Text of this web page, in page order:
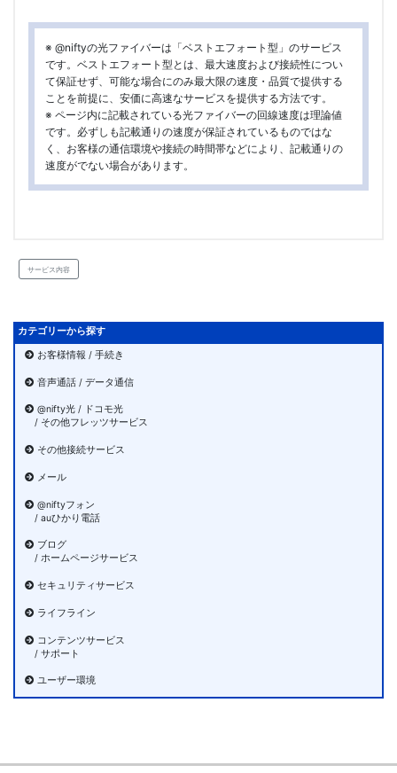
※ @niftyの光ファイバーは「ベストエフォート型」のサービス
です。ベストエフォート型とは、最大速度および接続性につい
て保証せず、可能な場合にのみ最大限の速度・品質で提供する
ことを前提に、安価に高速なサービスを提供する方法です。
※ ページ内に記載されている光ファイバーの回線速度は理論値
です。必ずしも記載通りの速度が保証されているものではな
く、お客様の通信環境や接続の時間帯などにより、記載通りの
速度がでない場合があります。
サービス内容
カテゴリーから探す
お客様情報 / 手続き
音声通話 / データ通信
@nifty光 / ドコモ光
/ その他フレッツサービス
その他接続サービス
メール
@niftyフォン
/ auひかり電話
ブログ
/ ホームページサービス
セキュリティサービス
ライフライン
コンテンツサービス
/ サポート
ユーザー環境